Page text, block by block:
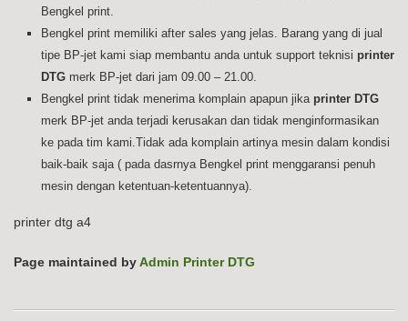
Bengkel print.
Bengkel print memiliki after sales yang jelas. Barang yang di jual
tipe BP-jet kami siap membantu anda untuk support teknisi printer
DTG merk BP-jet dari jam 09.00 – 21.00.
Bengkel print tidak menerima komplain apapun jika printer DTG
merk BP-jet anda terjadi kerusakan dan tidak menginformasikan
ke pada tim kami.Tidak ada komplain artinya mesin dalam kondisi
baik-baik saja ( pada dasrnya Bengkel print menggaransi penuh
mesin dengan ketentuan-ketentuannya).
printer dtg a4
Page maintained byAdmin Printer DTG